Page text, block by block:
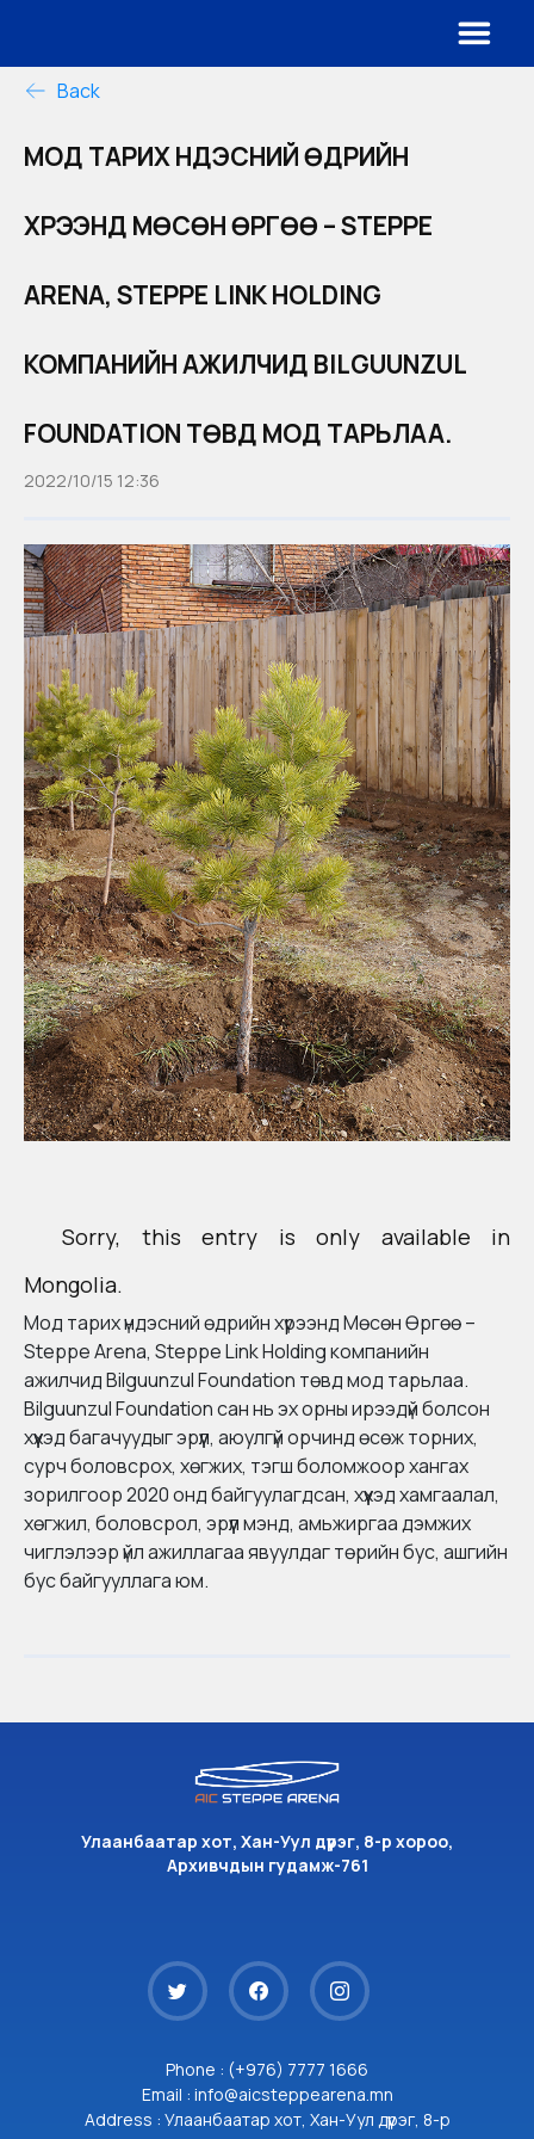
Back
МОД ТАРИХ ҮНДЭСНИЙ ӨДРИЙН
ХҮРЭЭНД МӨСӨН ӨРГӨӨ – STEPPE
ARENA, STEPPE LINK HOLDING
КОМПАНИЙН АЖИЛЧИД BILGUUNZUL
FOUNDATION ТӨВД МОД ТАРЬЛАА.
2022/10/15 12:36
Sorry, this entry is only available in
Mongolia.
Мод тарих үндэсний өдрийн хүрээндМөсөн Өргөө –
Steppe Arena, Steppe Link Holdingкомпанийн
ажилчидBilguunzul Foundation төвд мод тарьлаа.
Bilguunzul Foundationсан нь эх орны ирээдүй болсон
хүүхэд багачуудыг эрүүл, аюулгүй орчинд өсөж торних,
сурч боловсрох, хөгжих, тэгш боломжоор хангах
зорилгоор 2020 онд байгуулагдсан, хүүхэд хамгаалал,
хөгжил, боловсрол, эрүүл мэнд, амьжиргаа дэмжих
чиглэлээр үйл ажиллагаа явуулдаг төрийн бус, ашгийн
бус байгууллага юм.
Улаанбаатар хот, Хан-Уул дүүрэг, 8-р хороо,
Архивчдын гудамж-761
Phone : (+976) 7777 1666
Email : info@aicsteppearena.mn
Address : Улаанбаатар хот, Хан-Уул дүүрэг, 8-р